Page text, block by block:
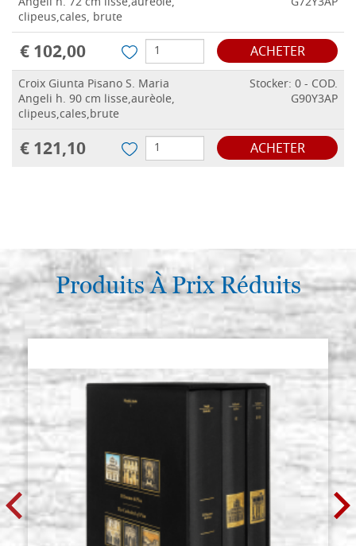
clipeus,cales, brute
€ 102,00 ACHETER
Croix Giunta Pisano S. Maria
Angeli h. 90 cm lisse,aurèole,
clipeus,cales,brute
Stocker: 0 - COD.
G90Y3AP
€ 121,10 ACHETER
Produits À Prix Réduits